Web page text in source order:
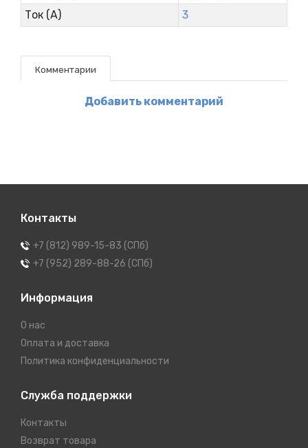
Ток (А)
3
Комментарии
Добавить комментарий
Контакты
+7 (812) 989-15-83 (СПб)
+7 (952) 289-88-26 (СПб)
Информация
О нас
Оплата и доставка
Политика конфиденциальности
Служба поддержки
Контакты
Возврат товара